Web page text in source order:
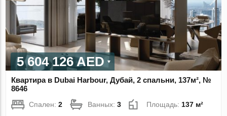
5 604 126 AED
Квартира в Dubai Harbour, Дубай, 2 спальни, 137м², №
8646
Спален:2 Ванных:3 Площадь:137 м²